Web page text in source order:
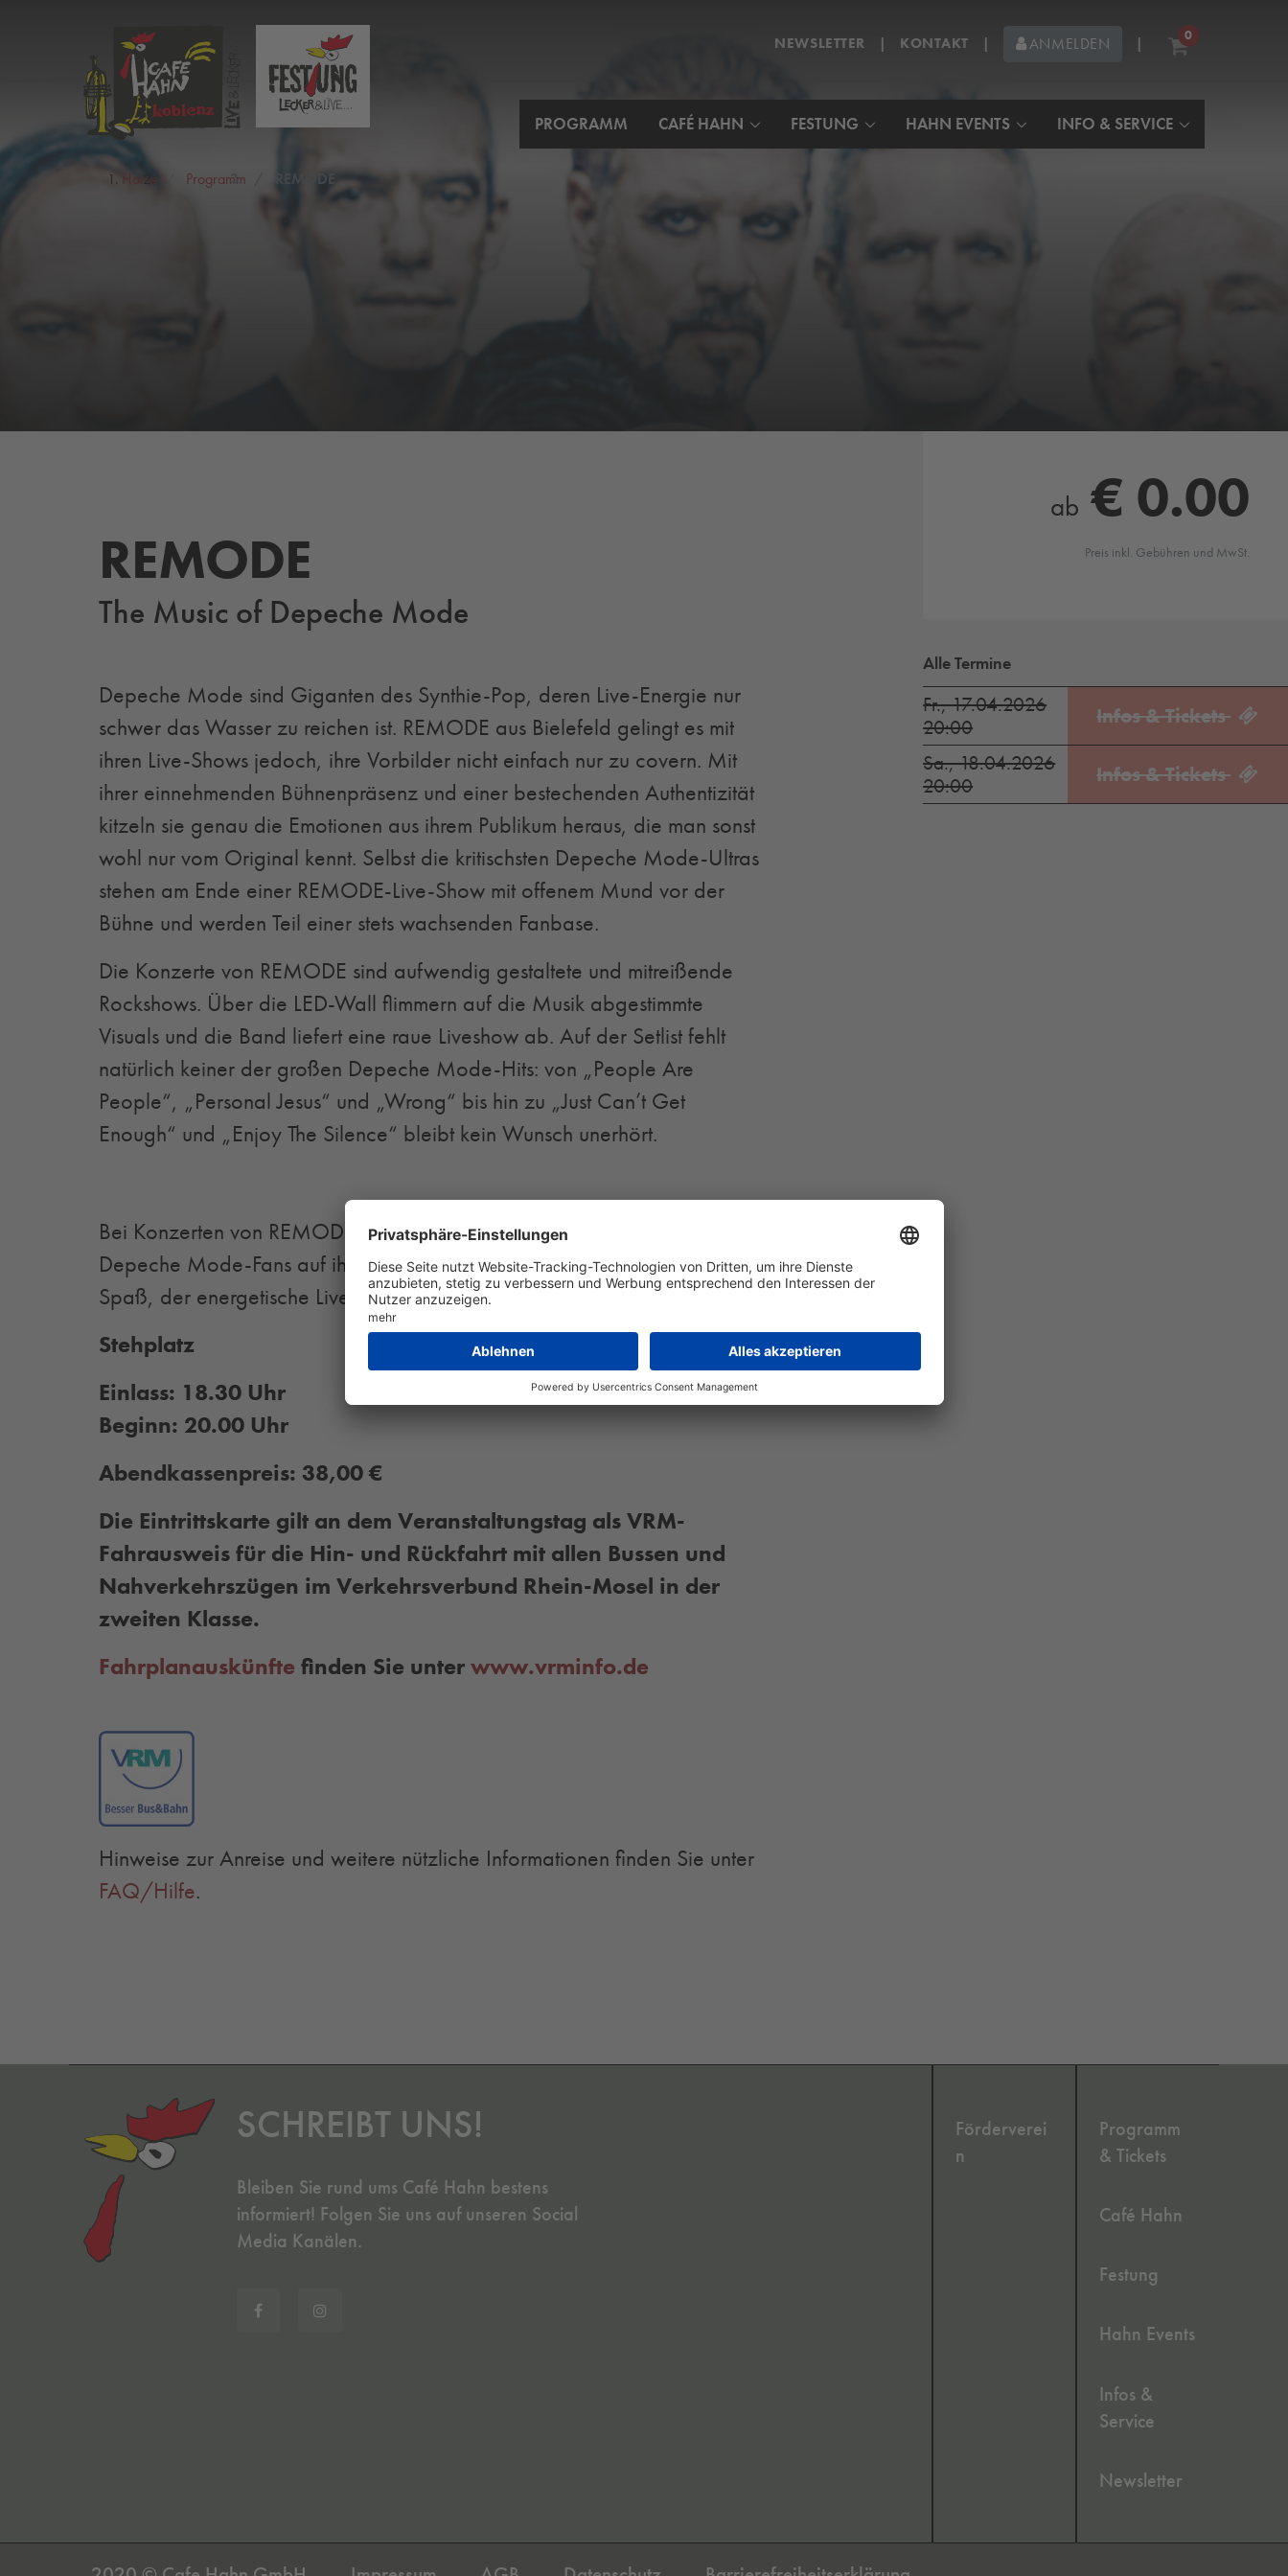
NEWSLETTER | KONTAKT | ANMELDEN | 0
PROGRAMM CAFÉ HAHN FESTUNG HAHN EVENTS INFO & SERVICE
Home Programm REMODE
ab € 0.00
Preis inkl. Gebühren und MwSt.
Alle Termine
Fr., 17.04.2026
20:00
Infos & Tickets
Sa., 18.04.2026
20:00
Infos & Tickets
REMODE
The Music of Depeche Mode
Depeche Mode sind Giganten des Synthie-Pop, deren Live-Energie nur
schwer das Wasser zu reichen ist. REMODE aus Bielefeld gelingt es mit
ihren Live-Shows jedoch, ihre Vorbilder nicht einfach nur zu covern. Mit
ihrer einnehmenden Bühnenpräsenz und einer bestechenden Authentizität
kitzeln sie genau die Emotionen aus ihrem Publikum heraus, die man sonst
wohl nur vom Original kennt. Selbst die kritischsten Depeche Mode-Ultras
stehen am Ende einer REMODE-Live-Show mit offenem Mund vor der
Bühne und werden Teil einer stets wachsenden Fanbase.
Die Konzerte von REMODE sind aufwendig gestaltete und mitreißende
Rockshows. Über die LED-Wall flimmern auf die Musik abgestimmte
Visuals und die Band liefert eine raue Liveshow ab. Auf der Setlist fehlt
natürlich keiner der großen Depeche Mode-Hits: von „People Are
People“, „Personal Jesus“ und „Wrong“ bis hin zu „Just Can’t Get
Enough“ und „Enjoy The Silence“ bleibt kein Wunsch unerhört.
Bei Konzerten von REMODE kommen garantiert nicht nur eingefleischte
Depeche Mode-Fans auf ihre Kosten. Hier hat jeder Musikfan seinen
Spaß, der energetische Livemusik liebt.
Stehplatz
Einlass: 18.30 Uhr
Beginn: 20.00 Uhr
Abendkassenpreis: 38,00 €
Die Eintrittskarte gilt an dem Veranstaltungstag als VRM-
Fahrausweis für die Hin- und Rückfahrt mit allen Bussen und
Nahverkehrszügen im Verkehrsverbund Rhein-Mosel in der
zweiten Klasse.
Fahrplanauskünfte finden Sie unterwww.vrminfo.de
Hinweise zur Anreise und weitere nützliche Informationen finden Sie unter
FAQ/Hilfe.
SCHREIBT UNS!
Bleiben Sie rund ums Café Hahn bestens
informiert! Folgen Sie uns auf unseren Social
Media Kanälen.
Förderverei
n
Programm
& Tickets
Café Hahn
Festung
Hahn Events
Infos &
Service
Newsletter